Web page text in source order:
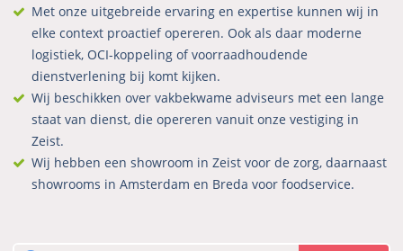
Met onze uitgebreide ervaring en expertise kunnen wij in
elke context proactief opereren. Ook als daar moderne
logistiek, OCI-koppeling of voorraadhoudende
dienstverlening bij komt kijken.
Wij beschikken over vakbekwame adviseurs met een lange
staat van dienst, die opereren vanuit onze vestiging in
Zeist.
Wij hebben een showroom in Zeist voor de zorg, daarnaast
showrooms in Amsterdam en Breda voor foodservice.